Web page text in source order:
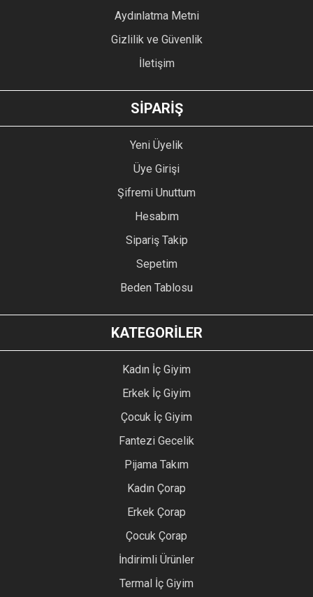
GÖNDER
Aydınlatma Metni
Gizlilik ve Güvenlik
İletişim
SİPARİŞ
Yeni Üyelik
Üye Girişi
Şifremi Unuttum
Hesabım
Sipariş Takip
Sepetim
Beden Tablosu
KATEGORİLER
Kadın İç Giyim
Erkek İç Giyim
Çocuk İç Giyim
Fantezi Gecelik
Pijama Takım
Kadın Çorap
Erkek Çorap
Çocuk Çorap
İndirimli Ürünler
Termal İç Giyim